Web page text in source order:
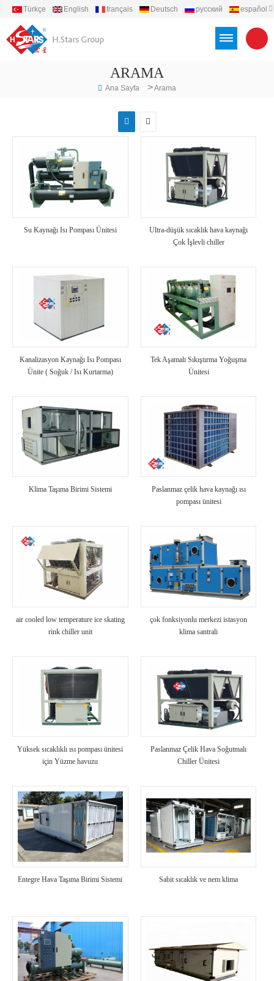
Türkçe English français Deutsch русский
español
ARAMA
Ana Sayfa >Arama
Su Kaynağı Isı Pompası Ünitesi
Ultra-düşük sıcaklık hava kaynağı
Çok İşlevli chiller
Kanalizasyon Kaynağı Isı Pompası
Ünite ( Soğuk / Isı Kurtarma)
Tek Aşamalı Sıkıştırma Yoğuşma
Ünitesi
Klima Taşıma Birimi Sistemi
Paslanmaz çelik hava kaynağı ısı
pompası ünitesi
air cooled low temperature ice skating
rink chiller unit
çok fonksiyonlu merkezi istasyon
klima santrali
Yüksek sıcaklıklı ısı pompası ünitesi
için Yüzme havuzu
Paslanmaz Çelik Hava Soğutmalı
Chiller Ünitesi
Entegre Hava Taşıma Birimi Sistemi Sabit sıcaklık ve nem klima